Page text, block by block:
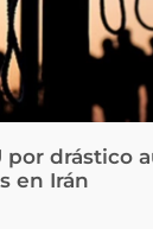
por drástico
en Irán